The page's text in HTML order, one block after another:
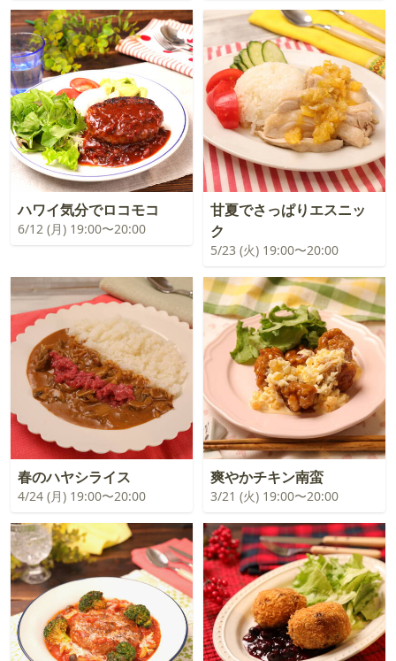
ハワイ気分でロコモコ
6/12 (月) 19:00〜20:00
甘夏でさっぱりエスニッ
ク
5/23 (火) 19:00〜20:00
春のハヤシライス
4/24 (月) 19:00〜20:00
爽やかチキン南蛮
3/21 (火) 19:00〜20:00